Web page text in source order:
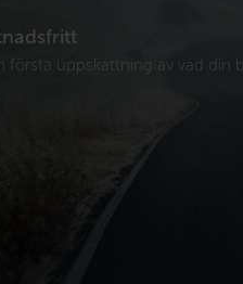
första uppskattning av vad din